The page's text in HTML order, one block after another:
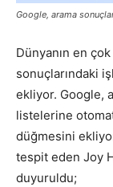
Google, arama
Dünyanın en
sonuçlarındaki
ekliyor. Google,
listelerine
düğmesini
tespit eden Joy
duyuruldu;